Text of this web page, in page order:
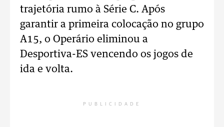
trajetória rumo à Série C. Após
garantir a primeira colocação no grupo
A15, o Operário eliminou a
Desportiva-ES vencendo os jogos de
ida e volta.
PUBLICIDADE